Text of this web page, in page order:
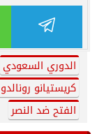
الدوري السعودي
كريستيانو رونالدو
الفتح ضد النصر